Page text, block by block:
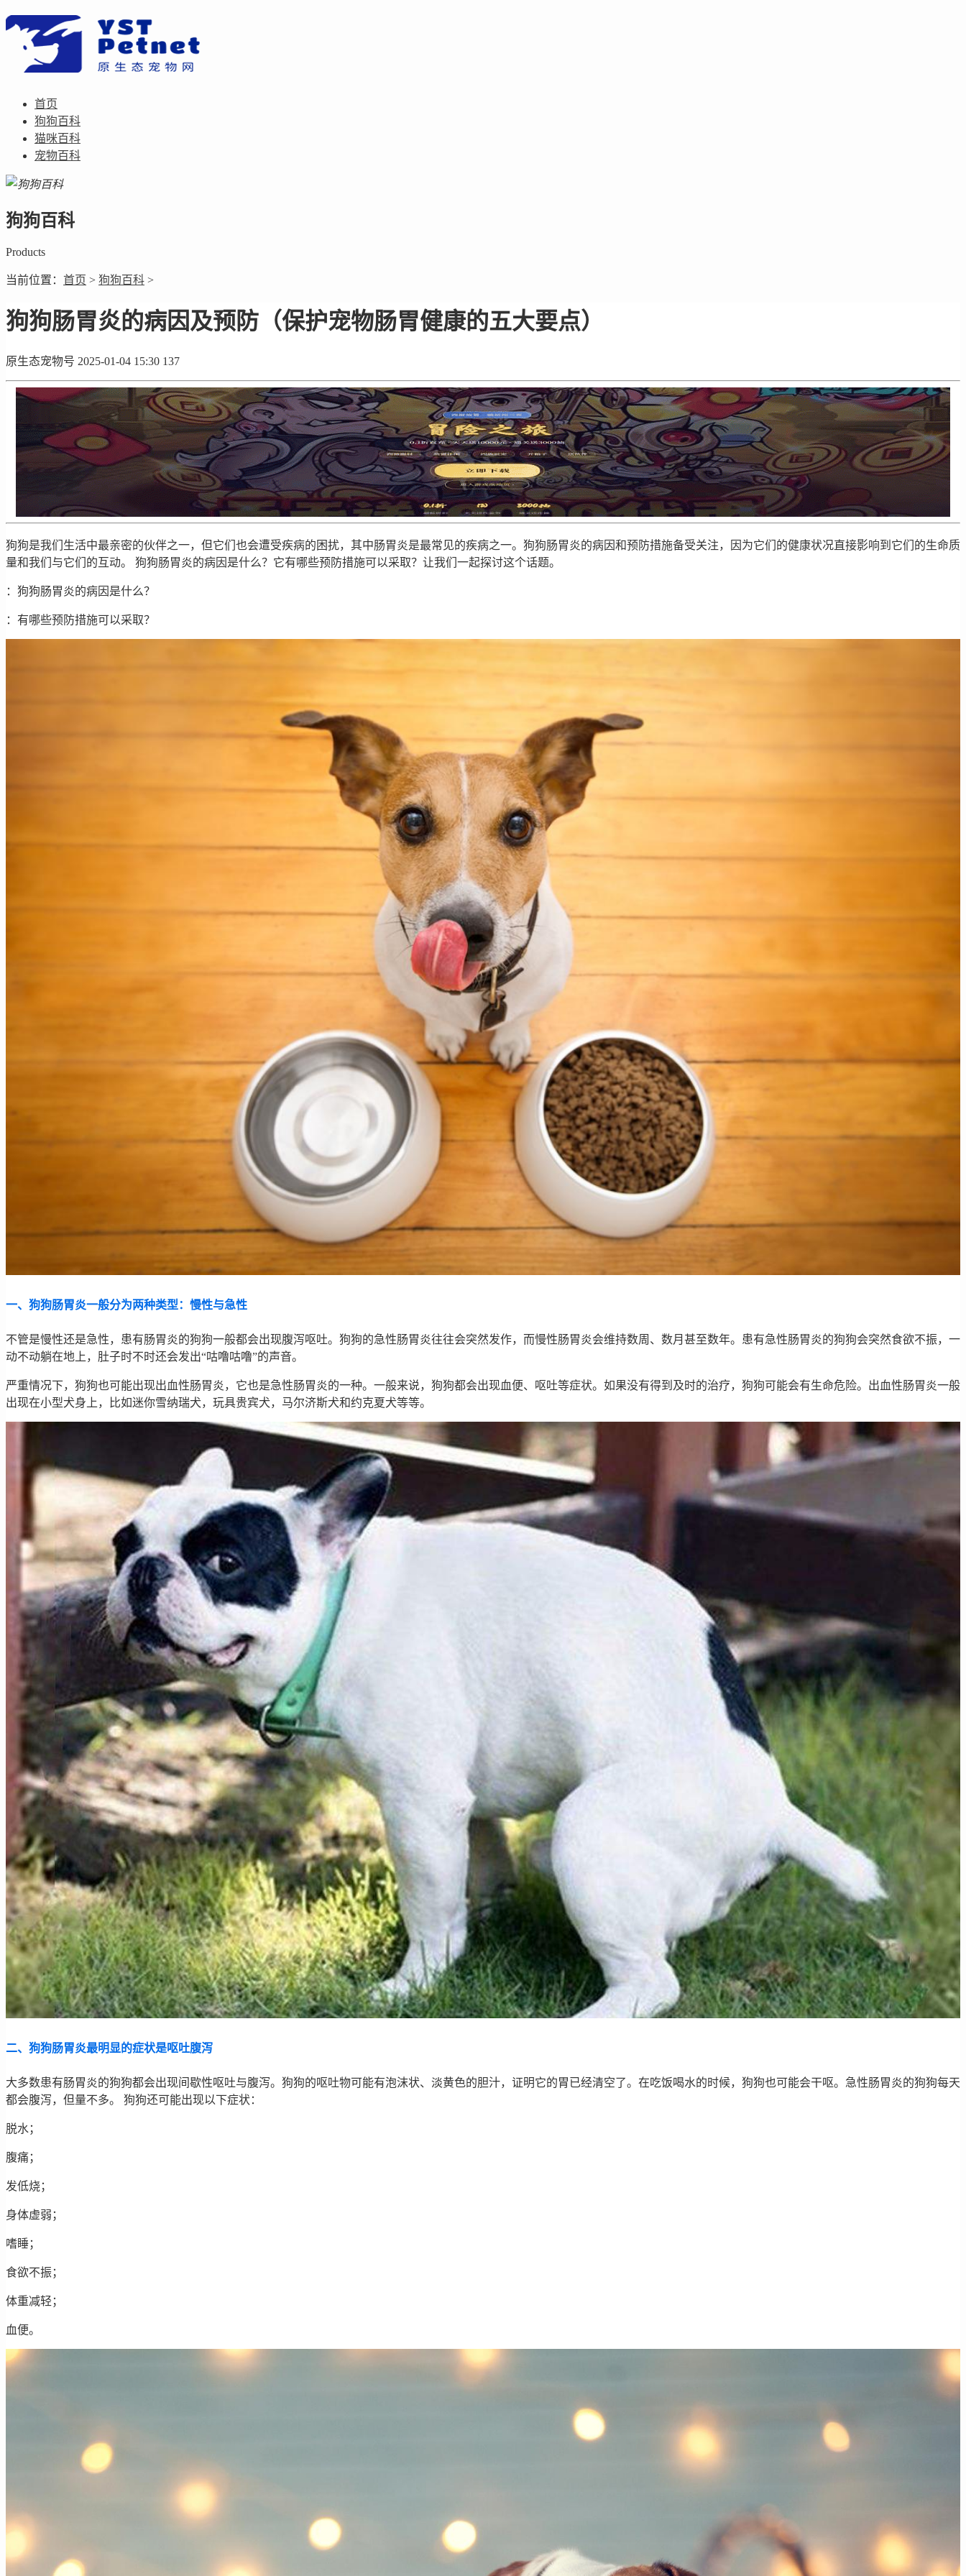
首页
狗狗百科
猫咪百科
宠物百科
狗狗百科
Products
当前位置： 首页 > 狗狗百科 >
狗狗肠胃炎的病因及预防（保护宠物肠胃健康的五大要点）
原生态宠物号 2025-01-04 15:30 137
狗狗是我们生活中最亲密的伙伴之一，但它们也会遭受疾病的困扰，其中肠胃炎是最常见的疾病之一。狗狗肠胃炎的病因和预防措施备受关注，因为它们的健康状况直接影响到它们的生命质
量和我们与它们的互动。 狗狗肠胃炎的病因是什么？它有哪些预防措施可以采取？让我们一起探讨这个话题。
：狗狗肠胃炎的病因是什么？
：有哪些预防措施可以采取？
一、狗狗肠胃炎一般分为两种类型：慢性与急性
不管是慢性还是急性，患有肠胃炎的狗狗一般都会出现腹泻呕吐。狗狗的急性肠胃炎往往会突然发作，而慢性肠胃炎会维持数周、数月甚至数年。患有急性肠胃炎的狗狗会突然食欲不振，一
动不动躺在地上，肚子时不时还会发出“咕噜咕噜”的声音。
严重情况下，狗狗也可能出现出血性肠胃炎，它也是急性肠胃炎的一种。一般来说，狗狗都会出现血便、呕吐等症状。如果没有得到及时的治疗，狗狗可能会有生命危险。出血性肠胃炎一般
出现在小型犬身上，比如迷你雪纳瑞犬，玩具贵宾犬，马尔济斯犬和约克夏犬等等。
二、狗狗肠胃炎最明显的症状是呕吐腹泻
大多数患有肠胃炎的狗狗都会出现间歇性呕吐与腹泻。狗狗的呕吐物可能有泡沫状、淡黄色的胆汁，证明它的胃已经清空了。在吃饭喝水的时候，狗狗也可能会干呕。急性肠胃炎的狗狗每天
都会腹泻，但量不多。 狗狗还可能出现以下症状：
脱水；
腹痛；
发低烧；
身体虚弱；
嗜睡；
食欲不振；
体重减轻；
血便。